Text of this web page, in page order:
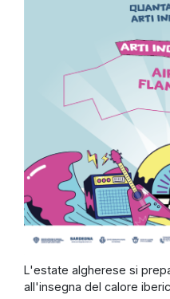
L'estate algherese si
all'insegna del calore